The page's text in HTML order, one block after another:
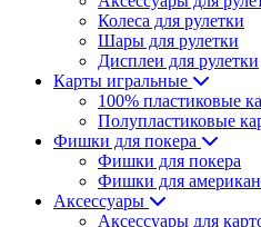
Колеса для рулетки
Шары для рулетки
Дисплеи для рулетки
Карты игральные
100% пластиковые
Полупластиковые
Фишки для покера
Фишки для покера
Фишки для
Аксессуары
Аксессуары для